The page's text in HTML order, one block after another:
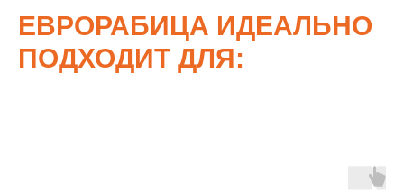
ЕВРОРАБИЦА ИДЕАЛЬНО
ПОДХОДИТ ДЛЯ: